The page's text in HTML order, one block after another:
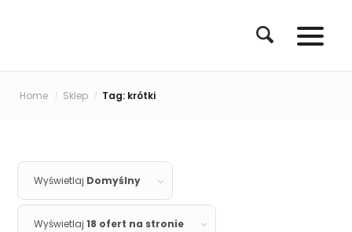
Home / Sklep / Tag: krótki
Wyświetlaj Domyślny
Wyświetlaj18 ofert na stronie